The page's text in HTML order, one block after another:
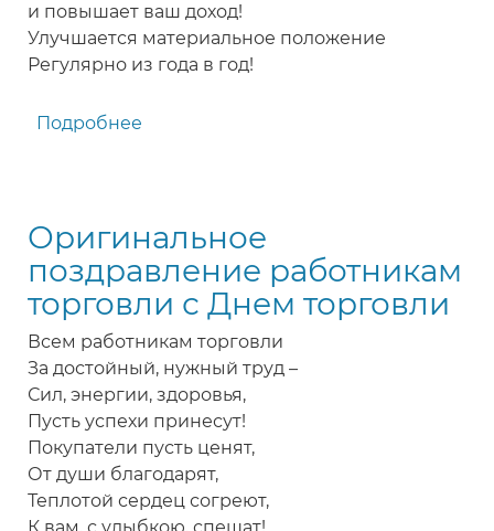
и повышает ваш доход!
Улучшается материальное положение
Регулярно из года в год!
Подробнее
Днем
работников
торговли
Оригинальное
поздравление работникам
торговли с Днем торговли
Всем работникам торговли
За достойный, нужный труд –
Сил, энергии, здоровья,
Пусть успехи принесут!
Покупатели пусть ценят,
От души благодарят,
Теплотой сердец согреют,